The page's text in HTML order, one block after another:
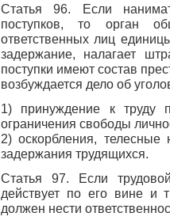
Статья 96. Если
поступков, то орган
ответственных лиц
задержание, налагает
поступки имеют состав
возбуждается дело об
1) принуждение к труду
ограничения свободы
2) оскорбления, телесные
задержания трудящихся.
Статья 97. Если
действует по его вине и
должен нести